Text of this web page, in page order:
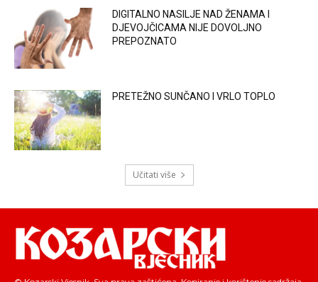
DIGITALNO NASILJE NAD ŽENAMA I
DJEVOJČICAMA NIJE DOVOLJNO
PREPOZNATO
PRETEŽNO SUNČANO I VRLO TOPLO
Učitati više